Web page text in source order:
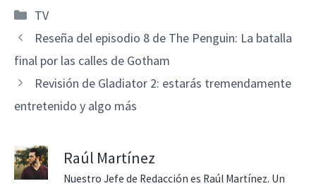
Categorías
TV
Reseña del episodio 8 de The Penguin: La batalla
final por las calles de Gotham
Revisión de Gladiator 2: estarás tremendamente
entretenido y algo más
Raúl Martínez
Nuestro Jefe de Redacción es Raúl Martínez. Un